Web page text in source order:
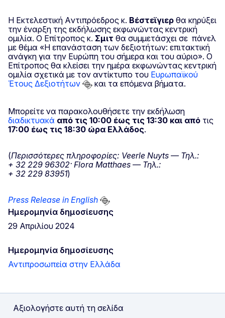
Η Eκτελεστική Aντιπρόεδρος κ. Βέστεϊγιερ θα κηρύξει
την έναρξη της εκδήλωσης εκφωνώντας κεντρική
ομιλία. Ο Επίτροπος κ. Σμιτ θα συμμετάσχει σε πάνελ
με θέμα «Η επανάσταση των δεξιοτήτων: επιτακτική
ανάγκη για την Ευρώπη του σήμερα και του αύριο». Ο
Επίτροπος θα κλείσει την ημέρα εκφωνώντας κεντρική
ομιλία σχετικά με τον αντίκτυπο του Ευρωπαϊκού
Έτους Δεξιοτήτων
και τα επόμενα βήματα.
Μπορείτε να παρακολουθήσετε την εκδήλωση
διαδικτυακά από τις 10:00 έως τις 13:30 και από τις
17:00 έως τις 18:30 ώρα Ελλάδος.
(Περισσότερες πληροφορίες: Veerle Nuyts — Τηλ.:
+ 32 229 96302· Flora Matthaes — Τηλ.:
+ 32 229 83951)
Press Release in English
Ημερομηνία δημοσίευσης
29 Απριλίου 2024
Ημερομηνία δημοσίευσης
Αντιπροσωπεία στην Ελλάδα
Αξιολογήστε αυτή τη σελίδα